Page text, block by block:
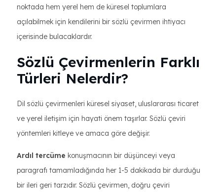
noktada hem yerel hem de küresel toplumlara
açılabilmek için kendilerini bir sözlü çevirmen ihtiyacı
içerisinde bulacaklardır.
Sözlü Çevirmenlerin Farklı
Türleri Nelerdir?
Dil sözlü çevirmenleri küresel siyaset, uluslararası ticaret
ve yerel iletişim için hayati önem taşırlar. Sözlü çeviri
yöntemleri kitleye ve amaca göre değişir.
Ardıl tercüme konuşmacının bir düşünceyi veya
paragrafı tamamladığında her 1-5 dakikada bir durduğu
bir ileri geri tarzıdır. Sözlü çevirmen, doğru çeviri